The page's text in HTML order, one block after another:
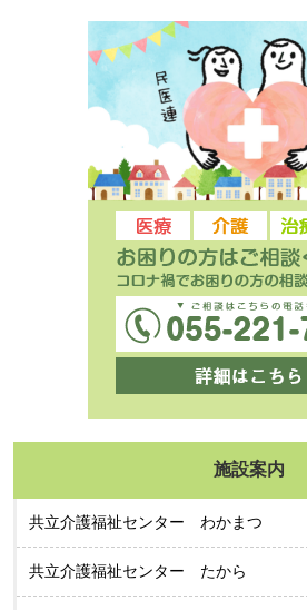
施設案内
共立介護福祉センター わかまつ
共立介護福祉センター たから